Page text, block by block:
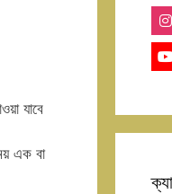
যাবে
এক বা